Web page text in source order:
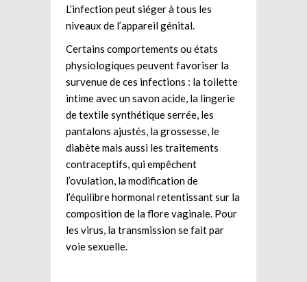
L’infection peut siéger à tous les
niveaux de l’appareil génital.
Certains comportements ou états
physiologiques peuvent favoriser la
survenue de ces infections : la toilette
intime avec un savon acide, la lingerie
de textile synthétique serrée, les
pantalons ajustés, la grossesse, le
diabète mais aussi les traitements
contraceptifs, qui empêchent
l’ovulation, la modification de
l’équilibre hormonal retentissant sur la
composition de la flore vaginale. Pour
les virus, la transmission se fait par
voie sexuelle.